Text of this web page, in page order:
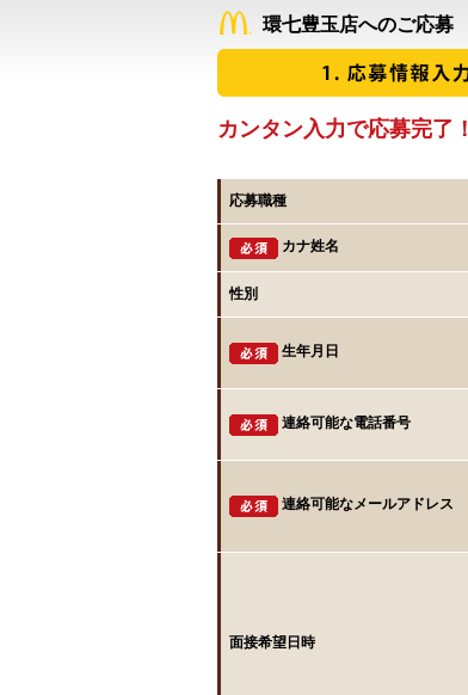
環七豊玉店へのご応募
カンタン入力で応募完了！
応募職種
カナ姓名
性別
生年月日
連絡可能な電話番号
連絡可能なメールアドレス
面接希望日時